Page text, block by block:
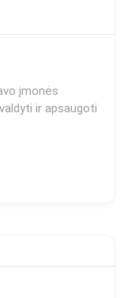
įmonės
ir apsaugoti